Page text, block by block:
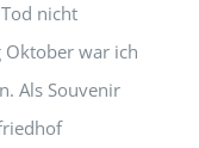
nicht
Oktober war ich
Als Souvenir